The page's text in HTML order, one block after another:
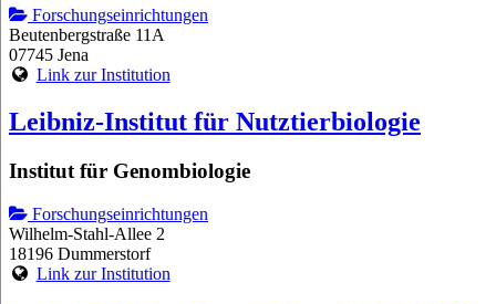
Forschungseinrichtungen
Beutenbergstraße 11A
07745 Jena
Link zur Institution
Leibniz-Institut für Nutztierbiologie
Institut für Genombiologie
Forschungseinrichtungen
Wilhelm-Stahl-Allee 2
18196 Dummerstorf
Link zur Institution